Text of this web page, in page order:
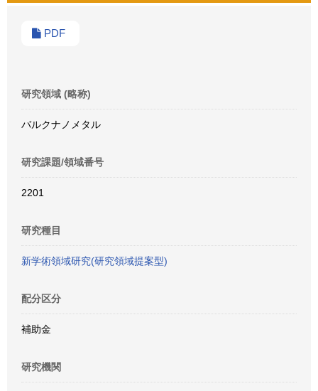
PDF
研究領域 (略称)
バルクナノメタル
研究課題/領域番号
2201
研究種目
新学術領域研究(研究領域提案型)
配分区分
補助金
研究機関